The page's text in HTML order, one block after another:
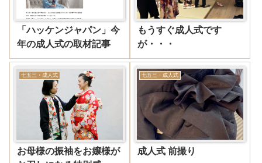
「ハッケンジャパン」今
年の成人式の取材記事
もうすぐ成人式です
が・・・
七五三・成人式
お母様の振袖をお嬢様が
七五三・成人式
成人式 前撮り